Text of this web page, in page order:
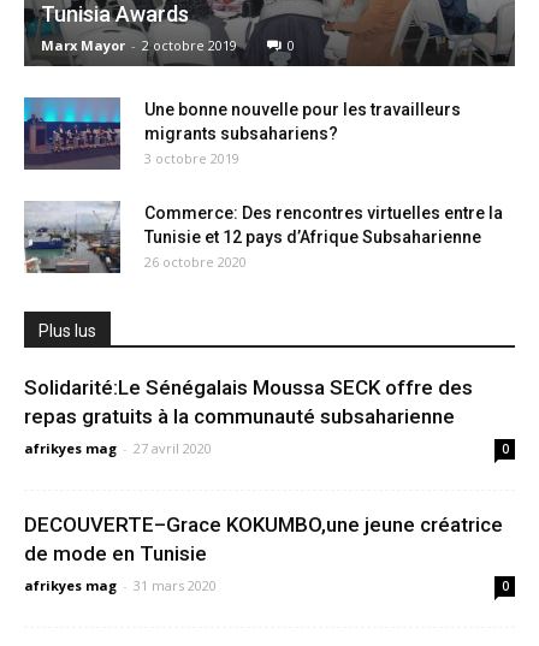
Tunisia Awards
Marx Mayor - 2 octobre 2019 0
Une bonne nouvelle pour les travailleurs
migrants subsahariens?
3 octobre 2019
Commerce: Des rencontres virtuelles entre la
Tunisie et 12 pays d’Afrique Subsaharienne
26 octobre 2020
Plus lus
Solidarité:Le Sénégalais Moussa SECK offre des
repas gratuits à la communauté subsaharienne
afrikyes mag - 27 avril 2020 0
DECOUVERTE–Grace KOKUMBO,une jeune créatrice
de mode en Tunisie
afrikyes mag - 31 mars 2020 0